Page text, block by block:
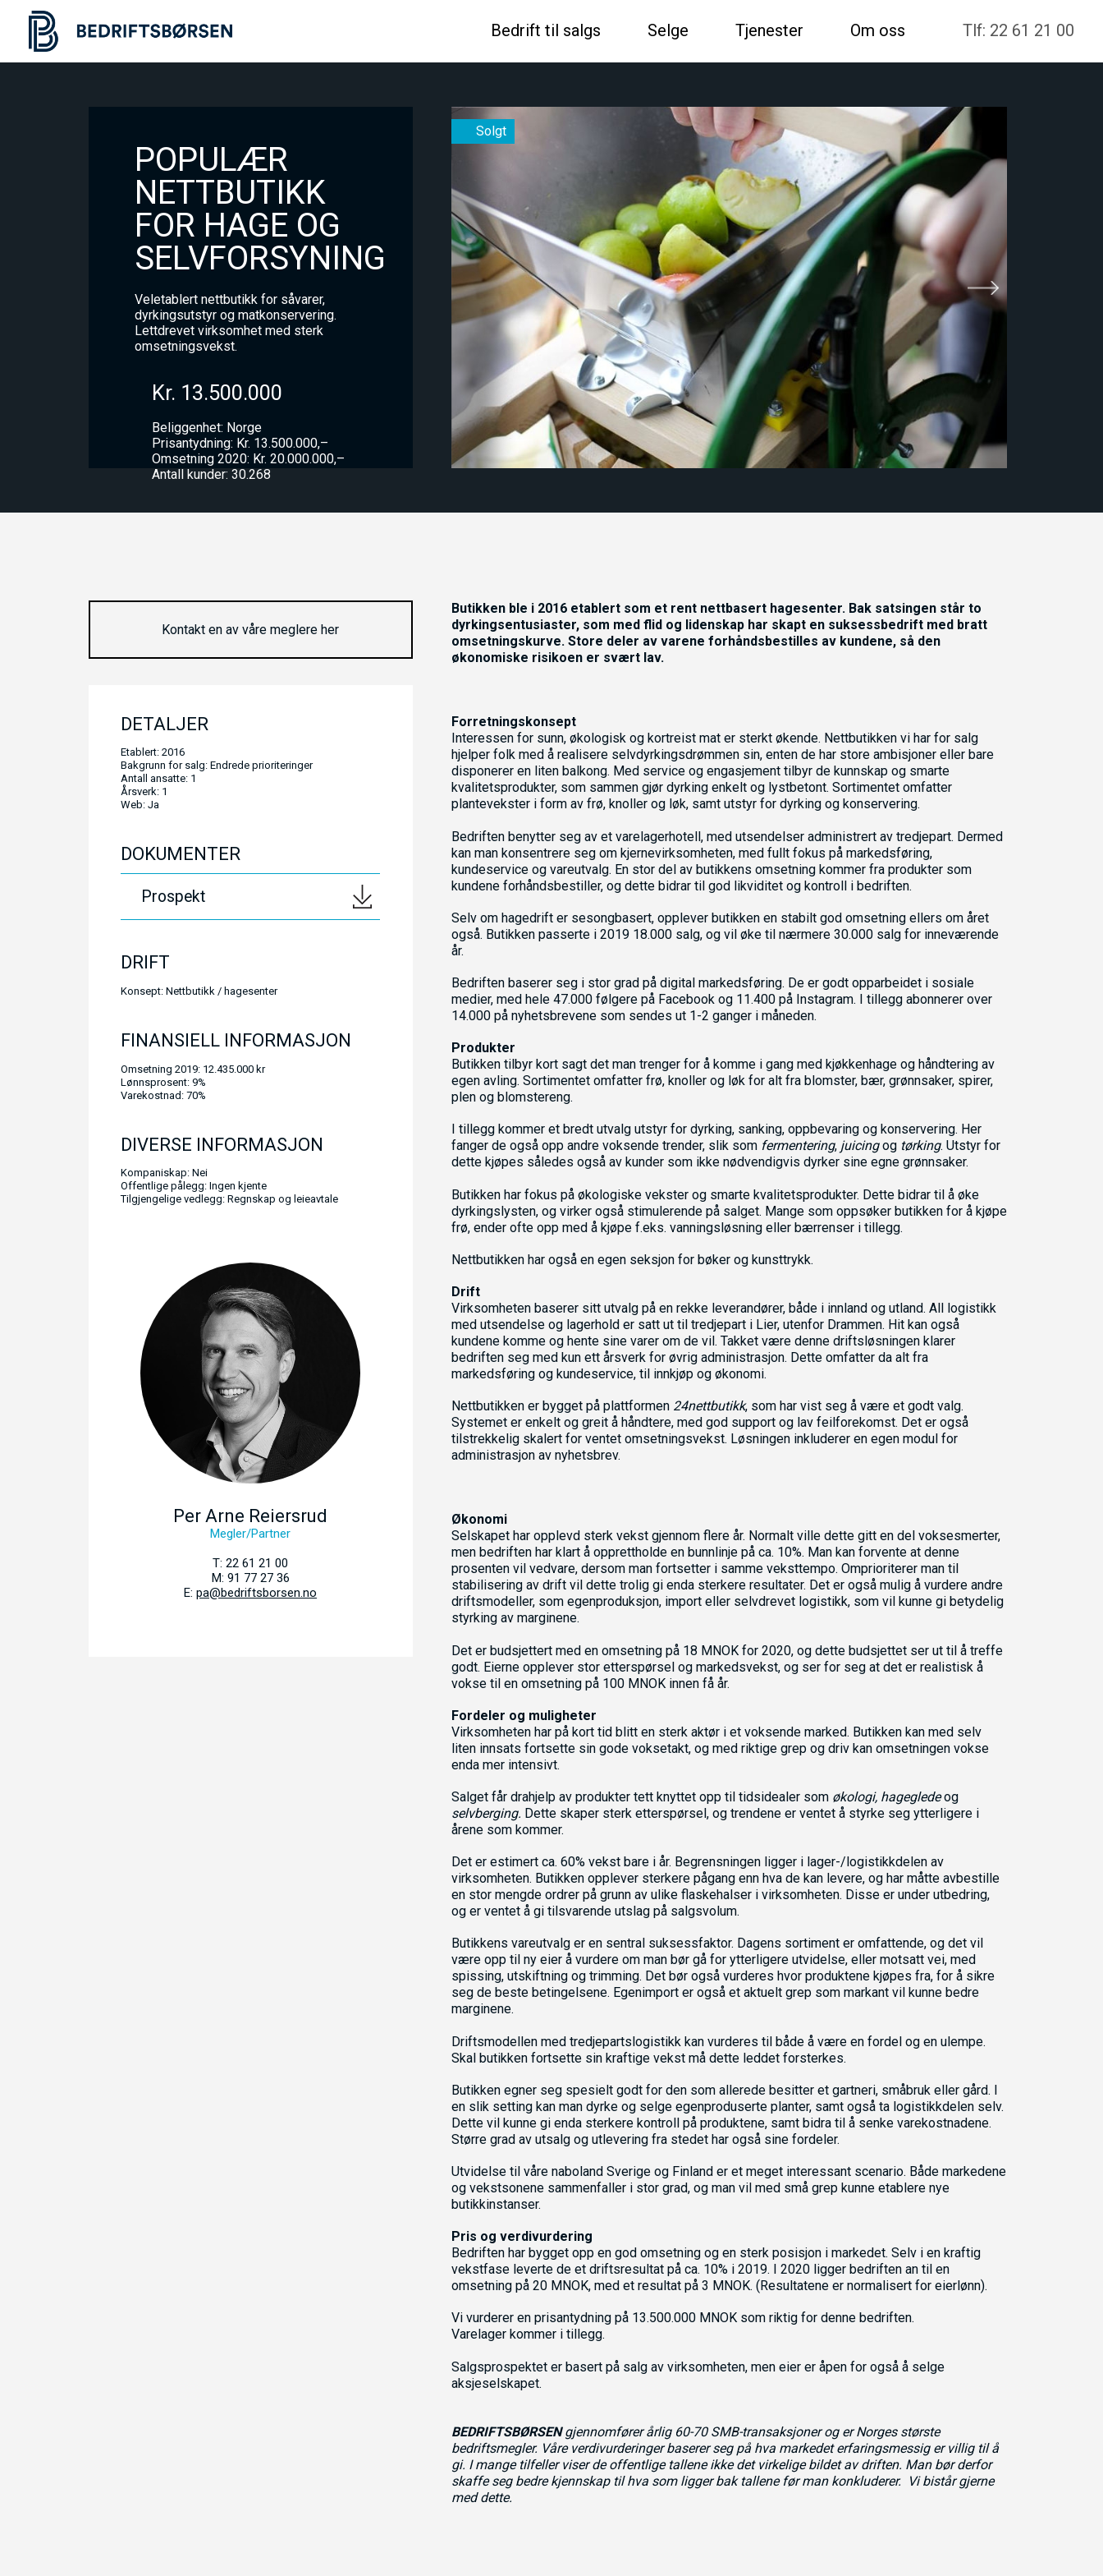
Bedrift til salgs Selge Tjenester Om oss Tlf: 22 61 21 00
POPULÆR
NETTBUTIKK
FOR HAGE OG
SELVFORSYNING
Veletablert nettbutikk for såvarer,
dyrkingsutstyr og matkonservering.
Lettdrevet virksomhet med sterk
omsetningsvekst.
Kr. 13.500.000
Beliggenhet: Norge
Prisantydning: Kr. 13.500.000,–
Omsetning 2020: Kr. 20.000.000,–
Antall kunder: 30.268
Kontakt en av våre meglere her
DETALJER
Etablert: 2016
Bakgrunn for salg: Endrede prioriteringer
Antall ansatte: 1
Årsverk: 1
Web: Ja
DOKUMENTER
Prospekt
DRIFT
Konsept: Nettbutikk / hagesenter
FINANSIELL INFORMASJON
Omsetning 2019: 12.435.000 kr
Lønnsprosent: 9%
Varekostnad: 70%
DIVERSE INFORMASJON
Kompaniskap: Nei
Offentlige pålegg: Ingen kjente
Tilgjengelige vedlegg: Regnskap og leieavtale
Per Arne Reiersrud
Megler/Partner
T: 22 61 21 00
M: 91 77 27 36
E:pa@bedriftsborsen.no
Butikken ble i 2016 etablert som et rent nettbasert hagesenter. Bak satsingen står to
dyrkingsentusiaster, som med flid og lidenskap har skapt en suksessbedrift med bratt
omsetningskurve. Store deler av varene forhåndsbestilles av kundene, så den
økonomiske risikoen er svært lav.
Forretningskonsept
Interessen for sunn, økologisk og kortreist mat er sterkt økende. Nettbutikken vi har for salg
hjelper folk med å realisere selvdyrkingsdrømmen sin, enten de har store ambisjoner eller bare
disponerer en liten balkong. Med service og engasjement tilbyr de kunnskap og smarte
kvalitetsprodukter, som sammen gjør dyrking enkelt og lystbetont. Sortimentet omfatter
plantevekster i form av frø, knoller og løk, samt utstyr for dyrking og konservering.
Bedriften benytter seg av et varelagerhotell, med utsendelser administrert av tredjepart. Dermed
kan man konsentrere seg om kjernevirksomheten, med fullt fokus på markedsføring,
kundeservice og vareutvalg. En stor del av butikkens omsetning kommer fra produkter som
kundene forhåndsbestiller, og dette bidrar til god likviditet og kontroll i bedriften.
Selv om hagedrift er sesongbasert, opplever butikken en stabilt god omsetning ellers om året
også. Butikken passerte i 2019 18.000 salg, og vil øke til nærmere 30.000 salg for inneværende
år.
Bedriften baserer seg i stor grad på digital markedsføring. De er godt opparbeidet i sosiale
medier, med hele 47.000 følgere på Facebook og 11.400 på Instagram. I tillegg abonnerer over
14.000 på nyhetsbrevene som sendes ut 1-2 ganger i måneden.
Produkter
Butikken tilbyr kort sagt det man trenger for å komme i gang med kjøkkenhage og håndtering av
egen avling. Sortimentet omfatter frø, knoller og løk for alt fra blomster, bær, grønnsaker, spirer,
plen og blomstereng.
I tillegg kommer et bredt utvalg utstyr for dyrking, sanking, oppbevaring og konservering. Her
fanger de også opp andre voksende trender, slik som fermentering, juicingog tørking. Utstyr for
dette kjøpes således også av kunder som ikke nødvendigvis dyrker sine egne grønnsaker.
Butikken har fokus på økologiske vekster og smarte kvalitetsprodukter. Dette bidrar til å øke
dyrkingslysten, og virker også stimulerende på salget. Mange som oppsøker butikken for å kjøpe
frø, ender ofte opp med å kjøpe f.eks. vanningsløsning eller bærrenser i tillegg.
Nettbutikken har også en egen seksjon for bøker og kunsttrykk.
Drift
Virksomheten baserer sitt utvalg på en rekke leverandører, både i innland og utland. All logistikk
med utsendelse og lagerhold er satt ut til tredjepart i Lier, utenfor Drammen. Hit kan også
kundene komme og hente sine varer om de vil. Takket være denne driftsløsningen klarer
bedriften seg med kun ett årsverk for øvrig administrasjon. Dette omfatter da alt fra
markedsføring og kundeservice, til innkjøp og økonomi.
Nettbutikken er bygget på plattformen 24nettbutikk, som har vist seg å være et godt valg.
Systemet er enkelt og greit å håndtere, med god support og lav feilforekomst. Det er også
tilstrekkelig skalert for ventet omsetningsvekst. Løsningen inkluderer en egen modul for
administrasjon av nyhetsbrev.
Økonomi
Selskapet har opplevd sterk vekst gjennom flere år. Normalt ville dette gitt en del voksesmerter,
men bedriften har klart å opprettholde en bunnlinje på ca. 10%. Man kan forvente at denne
prosenten vil vedvare, dersom man fortsetter i samme veksttempo. Omprioriterer man til
stabilisering av drift vil dette trolig gi enda sterkere resultater. Det er også mulig å vurdere andre
driftsmodeller, som egenproduksjon, import eller selvdrevet logistikk, som vil kunne gi betydelig
styrking av marginene.
Det er budsjettert med en omsetning på 18 MNOK for 2020, og dette budsjettet ser ut til å treffe
godt. Eierne opplever stor etterspørsel og markedsvekst, og ser for seg at det er realistisk å
vokse til en omsetning på 100 MNOK innen få år.
Fordeler og muligheter
Virksomheten har på kort tid blitt en sterk aktør i et voksende marked. Butikken kan med selv
liten innsats fortsette sin gode voksetakt, og med riktige grep og driv kan omsetningen vokse
enda mer intensivt.
Salget får drahjelp av produkter tett knyttet opp til tidsidealer som økologi, hagegledeog
selvberging. Dette skaper sterk etterspørsel, og trendene er ventet å styrke seg ytterligere i
årene som kommer.
Det er estimert ca. 60% vekst bare i år. Begrensningen ligger i lager-/logistikkdelen av
virksomheten. Butikken opplever sterkere pågang enn hva de kan levere, og har måtte avbestille
en stor mengde ordrer på grunn av ulike flaskehalser i virksomheten. Disse er under utbedring,
og er ventet å gi tilsvarende utslag på salgsvolum.
Butikkens vareutvalg er en sentral suksessfaktor. Dagens sortiment er omfattende, og det vil
være opp til ny eier å vurdere om man bør gå for ytterligere utvidelse, eller motsatt vei, med
spissing, utskiftning og trimming. Det bør også vurderes hvor produktene kjøpes fra, for å sikre
seg de beste betingelsene. Egenimport er også et aktuelt grep som markant vil kunne bedre
marginene.
Driftsmodellen med tredjepartslogistikk kan vurderes til både å være en fordel og en ulempe.
Skal butikken fortsette sin kraftige vekst må dette leddet forsterkes.
Butikken egner seg spesielt godt for den som allerede besitter et gartneri, småbruk eller gård. I
en slik setting kan man dyrke og selge egenproduserte planter, samt også ta logistikkdelen selv.
Dette vil kunne gi enda sterkere kontroll på produktene, samt bidra til å senke varekostnadene.
Større grad av utsalg og utlevering fra stedet har også sine fordeler.
Utvidelse til våre naboland Sverige og Finland er et meget interessant scenario. Både markedene
og vekstsonene sammenfaller i stor grad, og man vil med små grep kunne etablere nye
butikkinstanser.
Pris og verdivurdering
Bedriften har bygget opp en god omsetning og en sterk posisjon i markedet. Selv i en kraftig
vekstfase leverte de et driftsresultat på ca. 10% i 2019. I 2020 ligger bedriften an til en
omsetning på 20 MNOK, med et resultat på 3 MNOK. (Resultatene er normalisert for eierlønn).
Vi vurderer en prisantydning på 13.500.000 MNOK som riktig for denne bedriften.
Varelager kommer i tillegg.
Salgsprospektet er basert på salg av virksomheten, men eier er åpen for også å selge
aksjeselskapet.
BEDRIFTSBØRSENgjennomfører årlig 60-70 SMB-transaksjoner og er Norges største
bedriftsmegler. Våre verdivurderinger baserer seg på hva markedet erfaringsmessig er villig til å
gi. I mange tilfeller viser de offentlige tallene ikke det virkelige bildet av driften. Man bør derfor
skaffe seg bedre kjennskap til hva som ligger bak tallene før man konkluderer. Vi bistår gjerne
med dette.